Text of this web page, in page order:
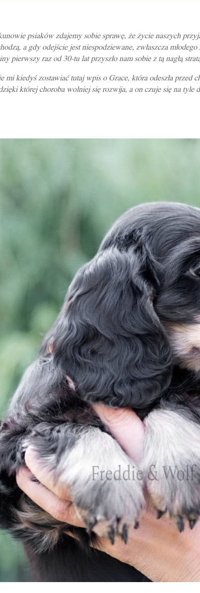
psiaków zdajemy sobie sprawę, że życie naszych
a gdy odejście jest niespodziewane, zwłaszcza
pierwszy raz od 30-tu lat przyszło nam sobie z tąnagłą
mi kiedyś zostawiać tutaj wpis o Grace, która odeszła przed
której choroba wolniej się rozwija, a on czuje się na tyle